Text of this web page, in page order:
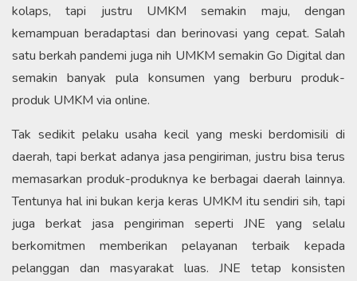
kolaps, tapi justru UMKM semakin maju, dengan
kemampuan beradaptasi dan berinovasi yang cepat. Salah
satu berkah pandemi juga nih UMKM semakin Go Digital dan
semakin banyak pula konsumen yang berburu produk-
produk UMKM via online.
Tak sedikit pelaku usaha kecil yang meski berdomisili di
daerah, tapi berkat adanya jasa pengiriman, justru bisa terus
memasarkan produk-produknya ke berbagai daerah lainnya.
Tentunya hal ini bukan kerja keras UMKM itu sendiri sih, tapi
juga berkat jasa pengiriman seperti JNE yang selalu
berkomitmen memberikan pelayanan terbaik kepada
pelanggan dan masyarakat luas. JNE tetap konsisten